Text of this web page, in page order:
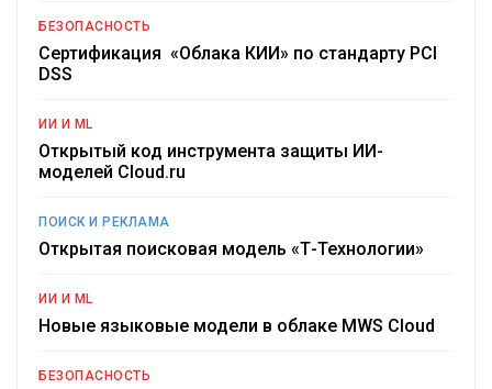
БЕЗОПАСНОСТЬ
Сертификация «Облака КИИ» по стандарту PCI
DSS
ИИ И ML
Открытый код инструмента защиты ИИ-
моделей Cloud.ru
ПОИСК И РЕКЛАМА
Открытая поисковая модель «Т-Технологии»
ИИ И ML
Новые языковые модели в облаке MWS Cloud
БЕЗОПАСНОСТЬ